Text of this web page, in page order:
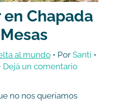
Chapada
al mundo• Por Santi •
Dejá un comentario
no nos queríamos